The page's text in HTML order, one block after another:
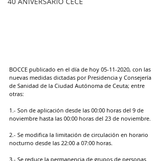
BOCCE publicado en el día de hoy 05-11-2020, con las
nuevas medidas dictadas por Presidencia y Consejería
de Sanidad de la Ciudad Autónoma de Ceuta; entre
otras:
1.- Son de aplicación desde las 00:00 horas del 9 de
noviembre hasta las 00:00 horas del 23 de noviembre.
2.- Se modifica la limitación de circulación en horario
nocturno desde las 22:00 a 07:00 horas.
3.- Se reduce la permanencia de grupos de personas